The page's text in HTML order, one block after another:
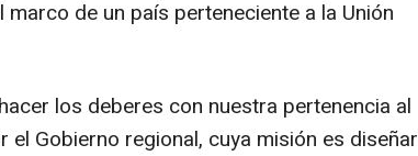
de un país perteneciente a la Unión
los deberes con nuestra pertenencia al
el Gobierno regional, cuya misión es diseñar